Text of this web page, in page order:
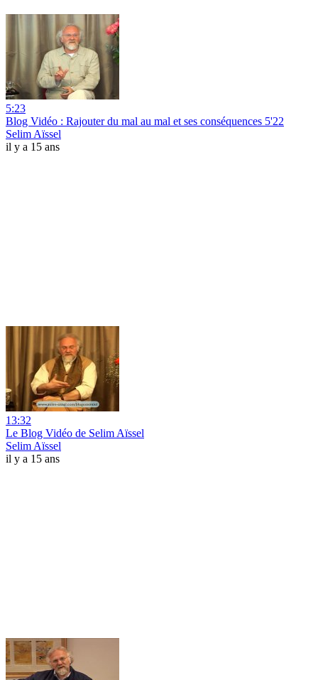
5:23
Blog Vidéo : Rajouter du mal au mal et ses conséquences 5'22
Selim Aïssel
il y a 15 ans
13:32
Le Blog Vidéo de Selim Aïssel
Selim Aïssel
il y a 15 ans